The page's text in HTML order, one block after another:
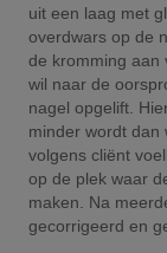
uit een laag met
overdwars op de
de kromming aan
wil naar de
nagel opgelift.
minder wordt dan
volgens cliënt
op de plek waar
maken. Na
gecorrigeerd en